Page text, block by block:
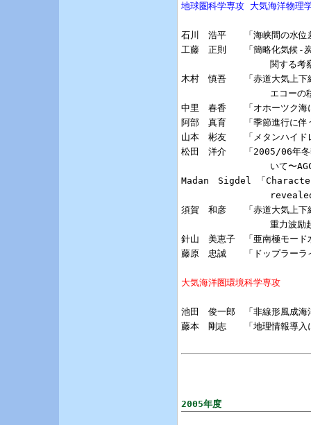
地球圏科学専攻 大気海洋物理
石川　浩平　　「海峡間の水
工藤　正則　　「簡略化気候-
関する考
木村　慎吾　　「赤道大気上
エコーの
中里　春香　　「オホーツク
阿部　真育　　「季節進行に
山本　彬友　　「メタンハイ
松田　洋介　　「2005/06年冬
いて〜
Madan　Sigdel 「
須賀　和彦　　「赤道大気上
重力波励
針山　美恵子　「亜南極モー
藤原　忠誠　　「ドップラー
大気海洋圏環境科学専攻
池田　俊一郎　「非線形風成
藤本　剛志　　「地理情報導
2005年度